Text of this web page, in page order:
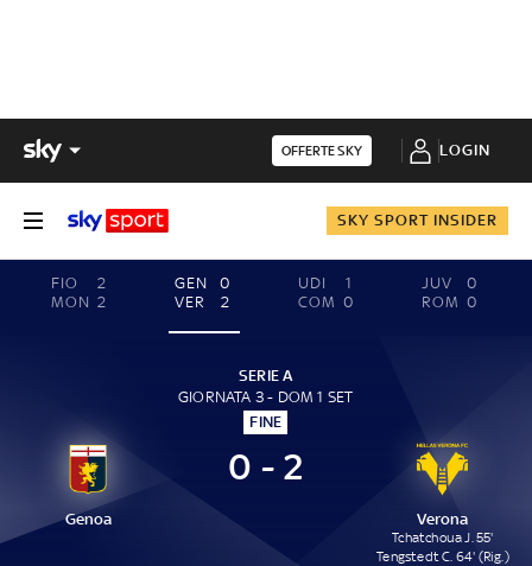
OFFERTE SKY LOGIN
SKY SPORT INSIDER
FIO
2
MON 2
GEN
0
VER
2
UDI
1
COM 0
JUV
0
ROM 0
SERIE A
GIORNATA 3 - DOM 1 SET
FINE
Genoa
0 - 2
Verona
Tchatchoua J. 55'
Tengstedt C. 64' (Rig.)